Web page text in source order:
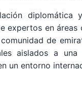
diplomática
expertos en
de
aislados a
un entorno